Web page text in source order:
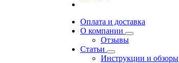
Оплата и доставка
О компании
Отзывы
Статьи
Инструкции и обзоры